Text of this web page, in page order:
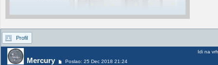
Profil
Mercury Poslao: 25 Dec 2018 21:24
Idi na vrh